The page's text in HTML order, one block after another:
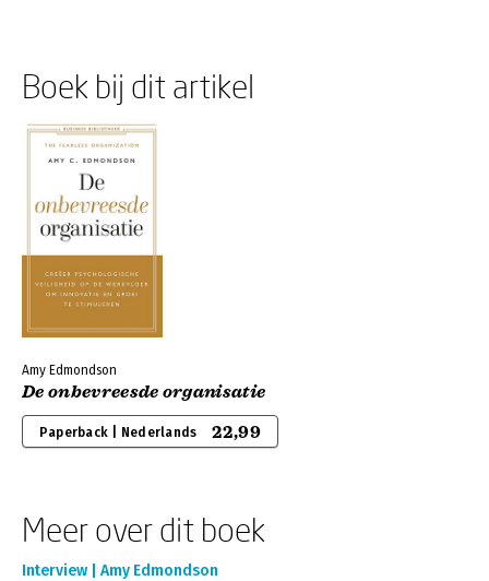
Boek bij dit artikel
Amy Edmondson
De onbevreesde organisatie
Paperback | Nederlands 22,99
Meer over dit boek
Interview | Amy Edmondson